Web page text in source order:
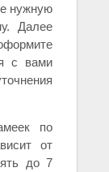
нужную
Далее
с вами
по
от
до 7